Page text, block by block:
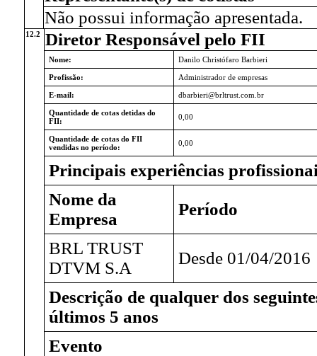
Não possui informação apresentada.
12.2 Diretor Responsável pelo FII
Nome: Danilo Christófaro Barbieri
Profissão: Administrador de empresas
E-mail: dbarbieri@brltrust.com.br
Quantidade de cotas detidas do
FII:
0,00
Quantidade de cotas do FII
vendidas no período:
0,00
Principais experiências
Nome da
Empresa
Período
BRL TRUST
DTVM S.A
Desde 01/04/2016
Descrição de qualquer dos
últimos 5 anos
Evento